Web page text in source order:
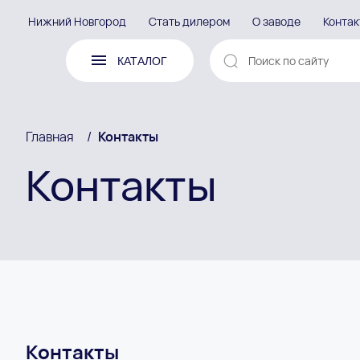
Нижний Новгород Стать дилером О заводе
КАТАЛОГ
Главная / Контакты
Контакты
Контакты